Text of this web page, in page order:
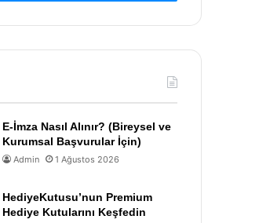
E-İmza Nasıl Alınır? (Bireysel ve
Kurumsal Başvurular İçin)
Admin 1 Ağustos 2026
HediyeKutusu’nun Premium
Hediye Kutularını Keşfedin